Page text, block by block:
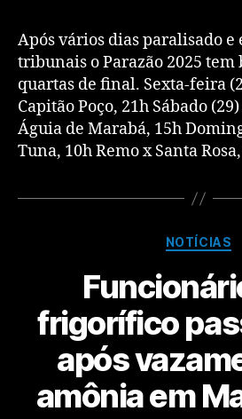
Após vários dias paralisado e
tribunais o Parazão 2025
quartas de final. Sexta-feira
Capitão Poço, 21h Sábado
Águia de Marabá, 15h
Tuna, 10h Remo x Santa
NOTÍCIAS
frigorífico
após
amônia em